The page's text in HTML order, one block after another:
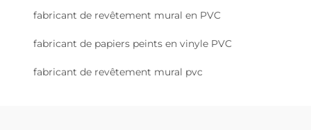
fabricant de revêtement mural en PVC
fabricant de papiers peints en vinyle PVC
fabricant de revêtement mural pvc